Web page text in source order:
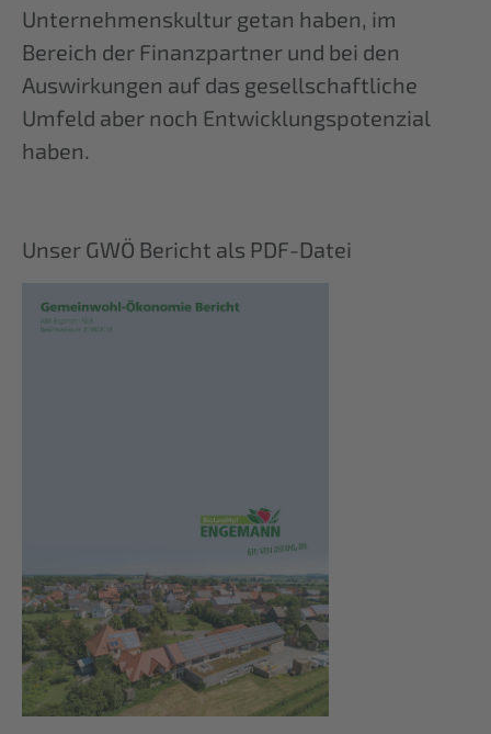
Unternehmenskultur getan haben, im
Bereich der Finanzpartner und bei den
Auswirkungen auf das gesellschaftliche
Umfeld aber noch Entwicklungspotenzial
haben.
Unser GWÖ Bericht als PDF-Datei